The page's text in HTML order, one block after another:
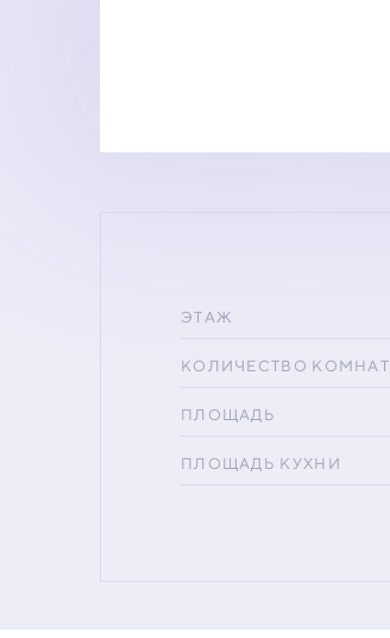
ЭТАЖ
КОЛИЧЕСТВО КОМНАТ
ПЛОЩАДЬ
ПЛОЩАДЬ КУХНИ